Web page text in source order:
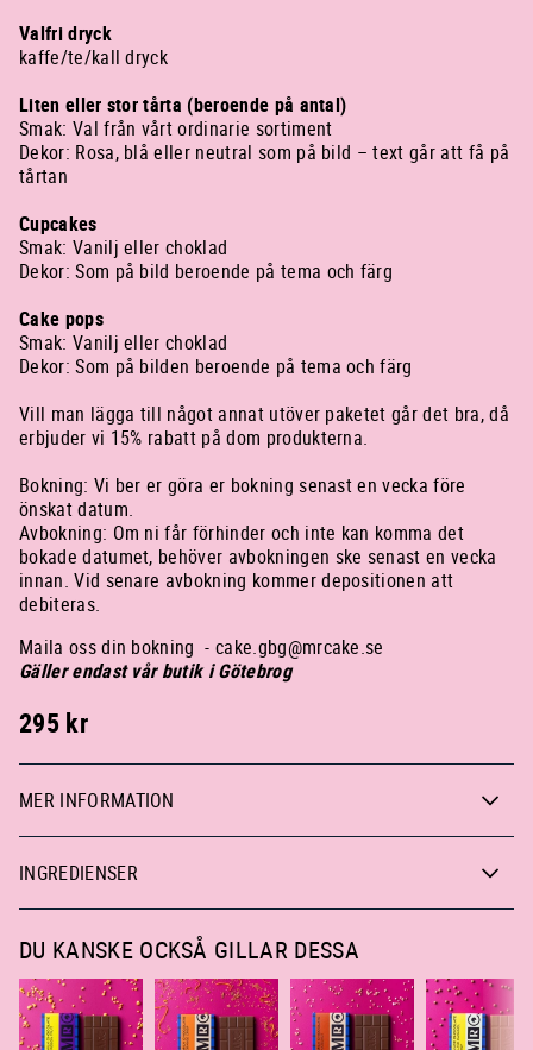
Valfri dryck
kaffe/te/kall dryck
Liten eller stor tårta (beroende på antal)
Smak: Val från vårt ordinarie sortiment
Dekor: Rosa, blå eller neutral som på bild – text går att få på
tårtan
Cupcakes
Smak: Vanilj eller choklad
Dekor: Som på bild beroende på tema och färg
Cake pops
Smak: Vanilj eller choklad
Dekor: Som på bilden beroende på tema och färg
Vill man lägga till något annat utöver paketet går det bra, då
erbjuder vi 15% rabatt på dom produkterna.
Bokning: Vi ber er göra er bokning senast en vecka före
önskat datum.
Avbokning: Om ni får förhinder och inte kan komma det
bokade datumet, behöver avbokningen ske senast en vecka
innan. Vid senare avbokning kommer depositionen att
debiteras.
Maila oss din bokning -cake.gbg@mrcake.se
Gäller endast vår butik i Götebrog
295kr
MER INFORMATION
INGREDIENSER
DU KANSKE OCKSÅ GILLAR DESSA